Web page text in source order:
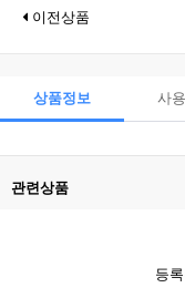
이전상품
상품정보 사
관련상품
등